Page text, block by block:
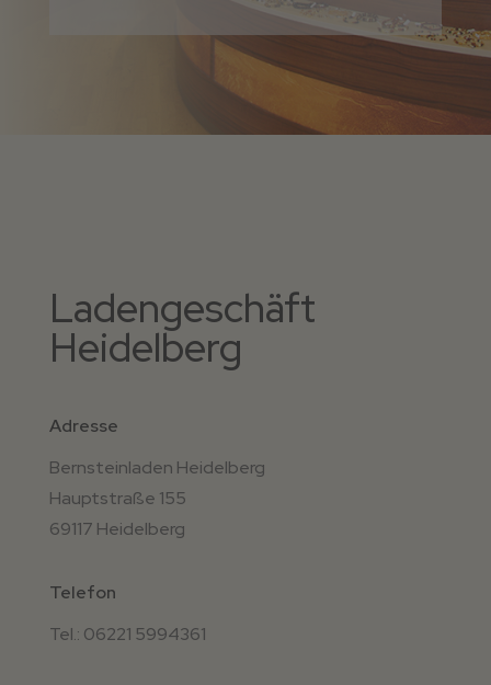
Ladengeschäft
Heidelberg
Adresse
Bernsteinladen Heidelberg
Hauptstraße 155
69117 Heidelberg
Telefon
Tel.: 06221 5994361